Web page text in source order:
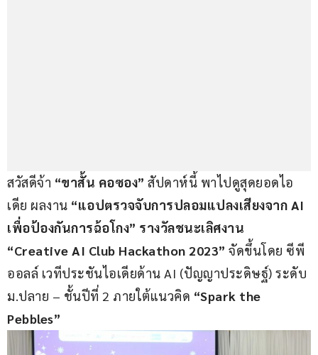
สวัสดีจ้า “ขาสั้น คอซอง” สัปดาห์นี้ พาไปดูสุดยอดไอ
เดีย ผลงาน “แอปตรวจจับการปลอมแปลงเสียงจาก AI
เพื่อป้องกันการฉ้อโกง” รางวัลชนะเลิศงาน
“Creative AI Club Hackathon 2023” จัดขึ้นโดย ซีพี
ออลล์ เวทีประชันไอเดียด้าน AI (ปัญญาประดิษฐ์) ระดับ
ม.ปลาย – ชั้นปีที่ 2 ภายใต้แนวคิด “Spark the
Pebbles”